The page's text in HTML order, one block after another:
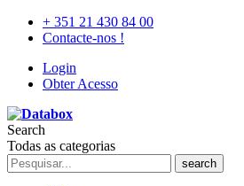
+ 351 21 430 84 00
Contacte-nos !
Login
Obter Acesso
Search
Todas as categorias
search